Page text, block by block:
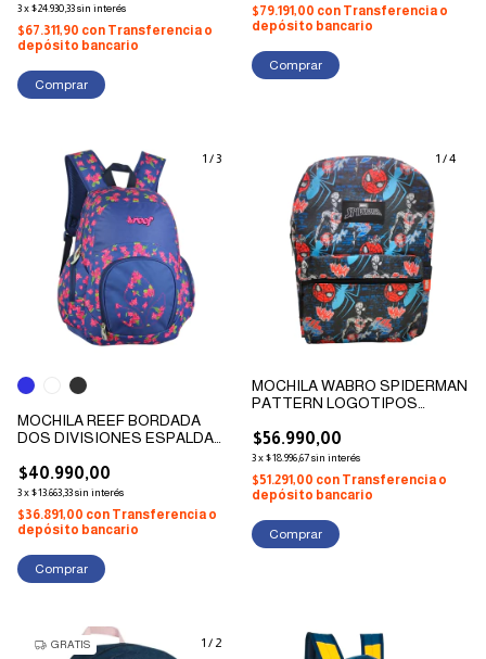
3x$24.930,33sin interés
$67.311,90 con Transferencia o
depósito bancario
$79.191,00 con Transferencia o
depósito bancario
1 /3
MOCHILA REEF BORDADA
DOS DIVISIONES ESPALDA
$40.990,00
3x$13.663,33sin interés
$36.891,00 con Transferencia o
depósito bancario
Comprar
1 /4
MOCHILA WABRO SPIDERMAN
PATTERN LOGOTIPOS
$56.990,00
3x$18.996,67sin interés
$51.291,00 con Transferencia o
depósito bancario
1 / 2
GRATIS